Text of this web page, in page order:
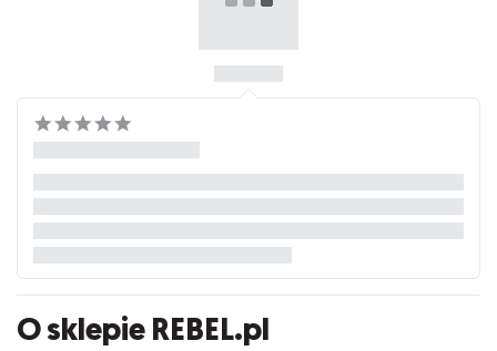
O sklepie REBEL.pl